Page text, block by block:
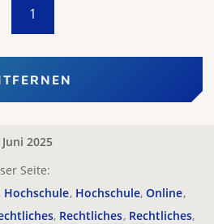
1
Juni 2025
Seite:
Hochschule Hochschule Online
Rechtliches Rechtliches